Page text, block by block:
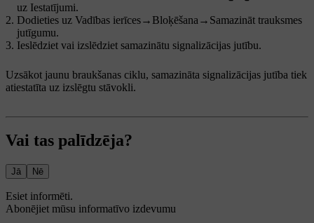
uz Iestatījumi.
Dodieties uz Vadības ierīces→ Bloķēšana → Samazināt trauksmes
jutīgumu.
Ieslēdziet vai izslēdziet samazinātu signalizācijas jutību.
Uzsākot jaunu braukšanas ciklu, samazināta signalizācijas jutība tiek
atiestatīta uz izslēgtu stāvokli.
Vai tas palīdzēja?
Jā Nē